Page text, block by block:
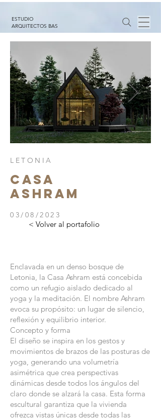
ESTUDIO
ARQUITECTOS BAS
LETONIA
CASA
ASHRAM
03/08/2023
< Volver al portafolio
Enclavada en un denso bosque de
Letonia, la Casa Ashram está concebida
como un refugio aislado dedicado al
yoga y la meditación. El nombre Ashram
evoca su propósito: un lugar de silencio,
reflexión y equilibrio interior.
Concepto y forma
El diseño se inspira en los gestos y
movimientos de brazos de las posturas de
yoga, generando una volumetría
asimétrica que crea perspectivas
dinámicas desde todos los ángulos del
claro donde se alzará la casa. Esta forma
escultural garantiza que la vivienda
ofrezca vistas únicas desde todas las